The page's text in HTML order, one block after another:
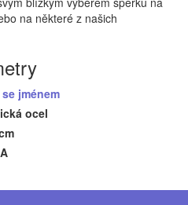
na některé z našich
jménem
ocel